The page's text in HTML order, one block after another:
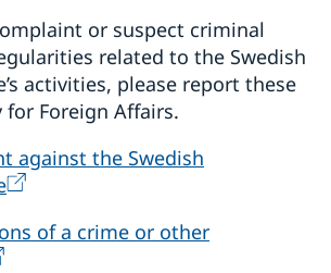
or suspect criminal
related to the Swedish
activities, please report these
Foreign Affairs.
against the Swedish
of a crime or other